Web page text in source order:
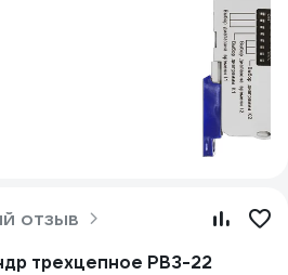
отзыв
трехцепное РВ3-22